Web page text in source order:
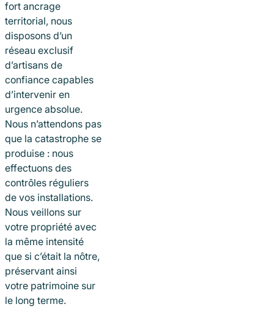
fort ancrage
territorial, nous
disposons d’un
réseau exclusif
d’artisans de
confiance capables
d’intervenir en
urgence absolue.
Nous n’attendons pas
que la catastrophe se
produise : nous
effectuons des
contrôles réguliers
de vos installations.
Nous veillons sur
votre propriété avec
la même intensité
que si c’était la nôtre,
préservant ainsi
votre patrimoine sur
le long terme.